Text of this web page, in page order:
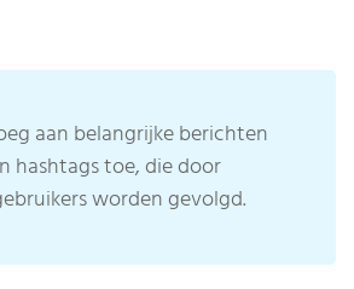
aan belangrijke berichten
hashtags toe, die door
worden gevolgd.